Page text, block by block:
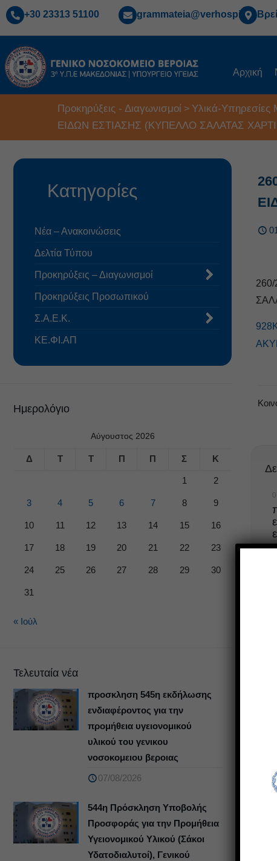
+30 23313 51100 grammateia@verhospi.gr
Αρχική
Προκηρύξεις - Διαγωνισμοί > Υλικά-Υπηρεσίες
ΕΙΔΩΝ ΕΣΤΙΑΣΗΣ (ΚΥΠΕΛΛΟ ΣΑΛΑΤΑΣ
Κατηγορίες
Νέα – Ανακοινώσεις
Δελτία Τύπου
Προκηρύξεις – Διαγωνισμοί
Προκηρύξεις Προσωπικού
Σ.Α.Ε.Κ.
ΚΕ.ΦΙ.ΑΠ
Ημερολόγιο
Αύγουστος 2026
Δ Τ Τ Π Π Σ Κ
1 2
3 4 5 6 7 8 9
10 11 12 13 14 15 16
17 18 19 20 21 22 23
24 25 26 27 28 29 30
31
« Ιούλ
Τελευταία νέα
προσκληση 545η εκδήλωσης
ενδιαφέροντος για την
προμήθεια υγειονομικού
υλικού του γενικου
νοσοκομειου βεροιας
07/08/2026
544η Πρόσκληση Υποβολής
Προσφοράς για την Προμήθεια
Υγειονομικού Υλικού (Σάκοι
Υδατοδιαλυτοί), Γενικού